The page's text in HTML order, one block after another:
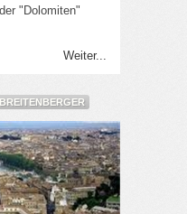
"Dolomiten"
Weiter...